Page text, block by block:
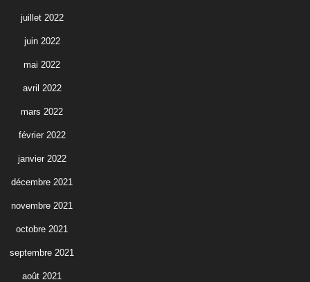
juillet 2022
juin 2022
mai 2022
avril 2022
mars 2022
février 2022
janvier 2022
décembre 2021
novembre 2021
octobre 2021
septembre 2021
août 2021